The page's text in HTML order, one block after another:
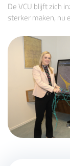
De VCU blijft zich
sterker maken, nu